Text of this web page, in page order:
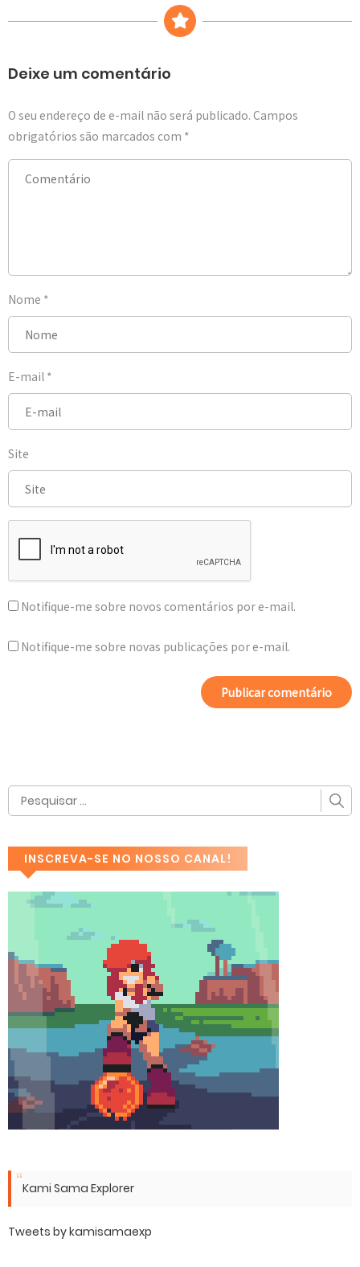
Deixe um comentário
O seu endereço de e-mail não será publicado. Campos
obrigatórios são marcados com *
Nome *
E-mail *
Site
Notifique-me sobre novos comentários por e-mail.
Notifique-me sobre novas publicações por e-mail.
INSCREVA-SE NO NOSSO CANAL!
Kami Sama Explorer
Tweets by kamisamaexp